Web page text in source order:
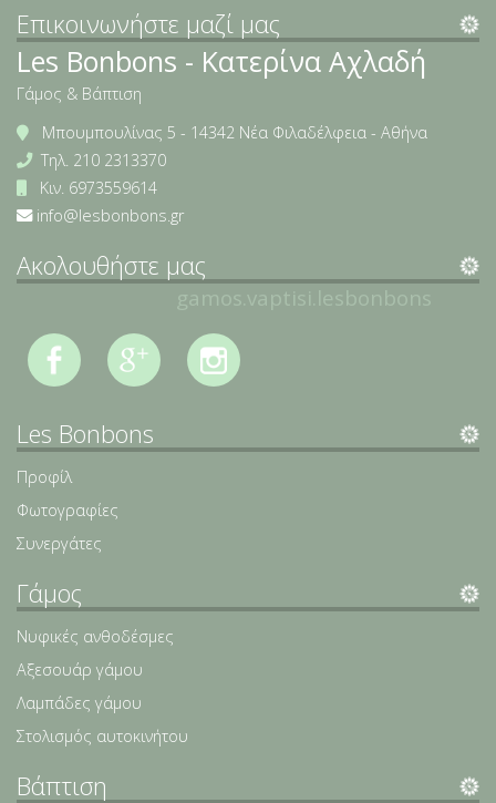
Επικοινωνήστε μαζί μας
Les Bonbons - Κατερίνα Αχλαδή
Γάμος & Βάπτιση
Μπουμπουλίνας 5 - 14342 Νέα Φιλαδέλφεια - Αθήνα
Τηλ. 210 2313370
Κιν. 6973559614
info@lesbonbons.gr
Ακολουθήστε μας
gamos.vaptisi.lesbonbons
Les Bonbons
Προφίλ
Φωτογραφίες
Συνεργάτες
Γάμος
Νυφικές ανθοδέσμες
Αξεσουάρ γάμου
Λαμπάδες γάμου
Στολισμός αυτοκινήτου
Βάπτιση